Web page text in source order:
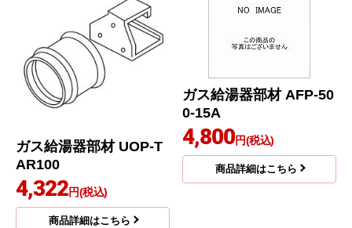
ガス給湯器部材 UOP-T
AR100
4,322円(税込)
商品詳細はこちら
ガス給湯器部材 AFP-50
0-15A
4,800円(税込)
商品詳細はこちら